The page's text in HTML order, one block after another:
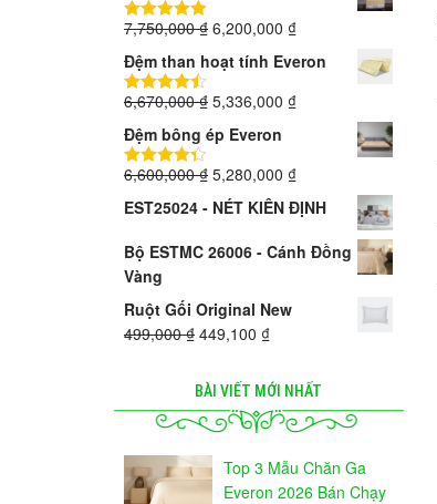
5.00trên 5
7,750,000₫ 6,200,000 ₫
Đệm than hoạt tính Everon
4.40trên 5
6,670,000₫ 5,336,000 ₫
Đệm bông ép Everon
4.33trên 5
6,600,000₫ 5,280,000 ₫
EST25024 - NÉT KIÊN ĐỊNH
Bộ ESTMC 26006 - Cánh Đồng
Vàng
Ruột Gối Original New
499,000₫ 449,100 ₫
BÀI VIẾT MỚI NHẤT
Top 3 Mẫu Chăn Ga
Everon 2026 Bán Chạy